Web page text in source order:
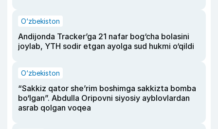
O‘zbekiston
Andijonda Tracker’ga 21 nafar bog‘cha bolasini
joylab, YTH sodir etgan ayolga sud hukmi o‘qildi
O‘zbekiston
“Sakkiz qator she’rim boshimga sakkizta bomba
bo‘lgan”. Abdulla Oripovni siyosiy ayblovlardan
asrab qolgan voqea